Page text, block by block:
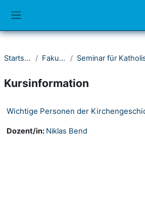
Startseite Fakultät I
Kursinformation
Wichtige Personen der
Dozent/in: Niklas Bend